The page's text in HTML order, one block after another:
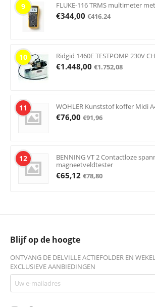
9 FLUKE-116 TRMS multimeter
€344,00 €416,24
10 Ridgid 1460E TESTPOMP 230V CH
€1.448,00 €1.752,08
11 WOHLER Kunststof koffer Midi
€76,00 €91,96
12
BENNING VT 2 Contactloze
magneetveldtester
€65,12 €78,80
Blijf op de hoogte
ONTVANG DE DELVILLE ACTIEFOLDER EN
EXCLUSIEVE AANBIEDINGEN